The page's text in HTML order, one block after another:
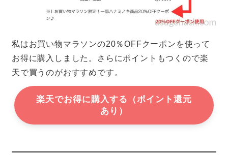
私はお買い物マラソンの20％OFFクーポンを使って
お得に購入しました。さらにポイントもつくので楽
天で買うのがおすすめです。
楽天でお得に購入する（ポイント還元
あり）